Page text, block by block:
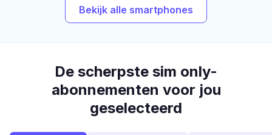
Bekijk alle smartphones
De scherpste sim only-
abonnementen voor jou
geselecteerd